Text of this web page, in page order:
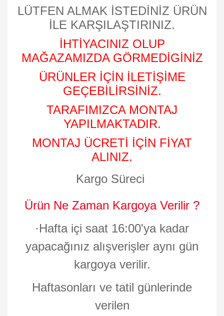
LÜTFEN ALMAK İSTEDİNİZ ÜRÜN
İLE KARŞILAŞTIRINIZ.
İHTİYACINIZ OLUP
MAĞAZAMIZDA GÖRMEDİGİNİZ
ÜRÜNLER İÇİN İLETİŞİME
GEÇEBİLİRSİNİZ.
TARAFIMIZCA MONTAJ
YAPILMAKTADIR.
MONTAJ ÜCRETİ İÇİN FİYAT
ALINIZ.
Kargo Süreci
Ürün Ne Zaman Kargoya Verilir ?
·Hafta içi saat 16:00'ya kadar
yapacağınız alışverişler aynı gün
kargoya verilir.
Haftasonları ve tatil günlerinde
verilen